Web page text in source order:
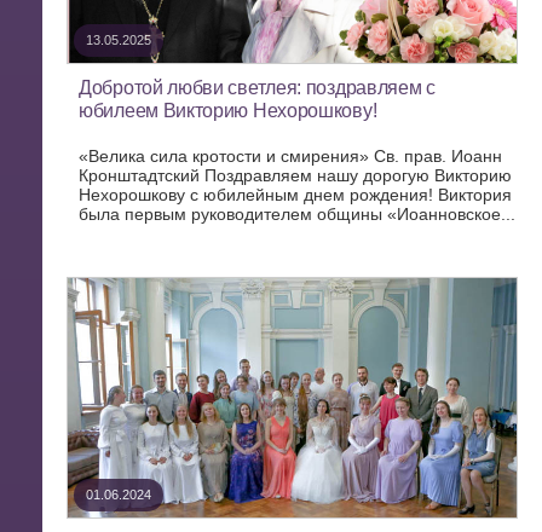
13.05.2025
Добротой любви светлея: поздравляем с
юбилеем Викторию Нехорошкову!
«Велика сила кротости и смирения» Св. прав. Иоанн
Кронштадтский Поздравляем нашу дорогую Викторию
Нехорошкову с юбилейным днем рождения! Виктория
была первым руководителем общины «Иоанновское...
01.06.2024